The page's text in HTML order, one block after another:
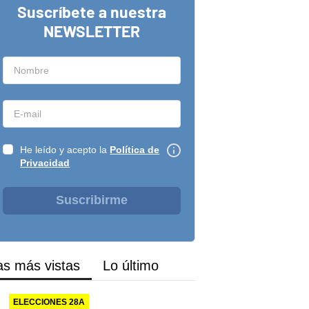
Suscríbete a nuestra
NEWSLETTER
He leído y acepto la Política de
Privacidad
Suscribirme
más vistas Lo último
ELECCIONES 28A